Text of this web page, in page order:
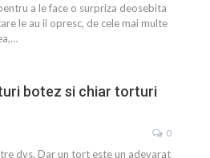
a le face o surpriza deosebita
le au ii opresc, de cele mai multe
botez si chiar torturi
0
dvs. Dar un tort este un adevarat